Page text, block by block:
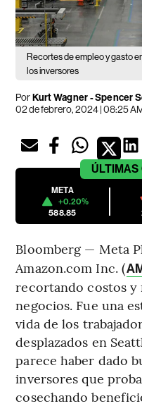
Recortes de empleo y gasto
los inversores
PorKurt Wagner - Spencer
02 de febrero, 2024 | 08:25
ÚLTIMAS
META
+0.20%
588.85
Bloomberg — Meta
Amazon.com Inc. (
recortando costos y
negocios. Fue una
vida de los
desplazados en
parece haber dado
inversores que
cosechando